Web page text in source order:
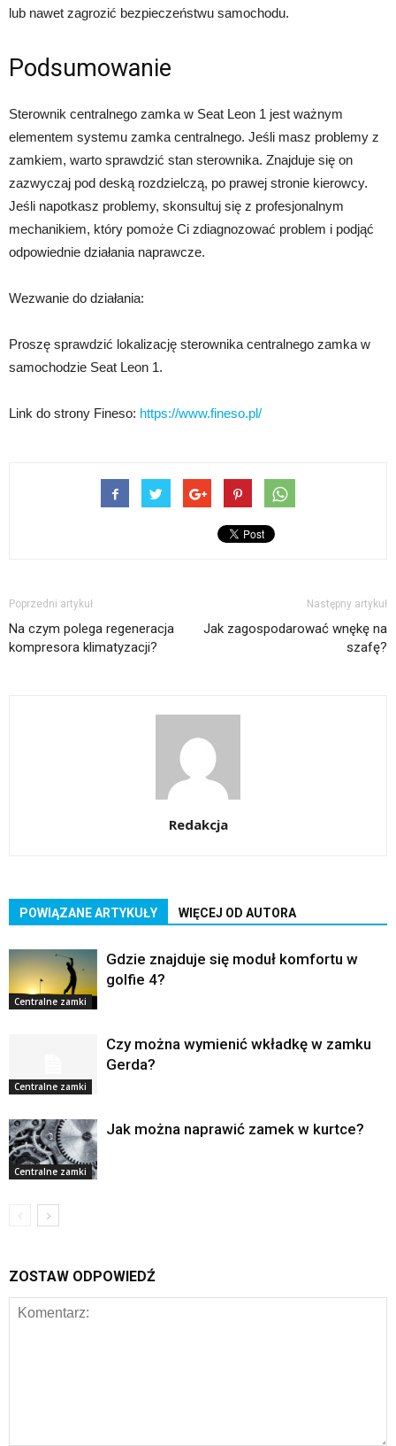
lub nawet zagrozić bezpieczeństwu samochodu.
Podsumowanie
Sterownik centralnego zamka w Seat Leon 1 jest ważnym
elementem systemu zamka centralnego. Jeśli masz problemy z
zamkiem, warto sprawdzić stan sterownika. Znajduje się on
zazwyczaj pod deską rozdzielczą, po prawej stronie kierowcy.
Jeśli napotkasz problemy, skonsultuj się z profesjonalnym
mechanikiem, który pomoże Ci zdiagnozować problem i podjąć
odpowiednie działania naprawcze.
Wezwanie do działania:
Proszę sprawdzić lokalizację sterownika centralnego zamka w
samochodzie Seat Leon 1.
Link do strony Fineso: https://www.fineso.pl/
Poprzedni artykuł
Na czym polega regeneracja
kompresora klimatyzacji?
Następny artykuł
Jak zagospodarować wnękę na
szafę?
Redakcja
POWIĄZANE ARTYKUŁY WIĘCEJ OD AUTORA
Centralne zamki
Gdzie znajduje się moduł komfortu w
golfie 4?
Centralne zamki
Czy można wymienić wkładkę w zamku
Gerda?
Centralne zamki
Jak można naprawić zamek w kurtce?
ZOSTAW ODPOWIEDŹ